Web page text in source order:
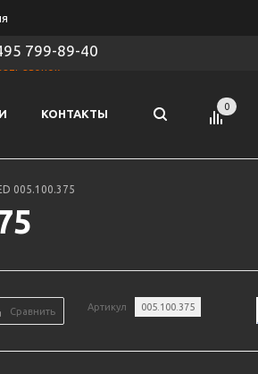
799-89-40
звонок
КОНТАКТЫ
0
005.100.375
Сравнить Артикул 005.100.375